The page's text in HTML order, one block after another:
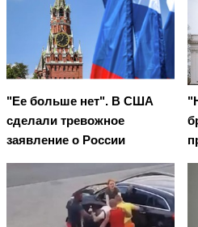
"Ее больше нет". В США
сделали тревожное
заявление о России